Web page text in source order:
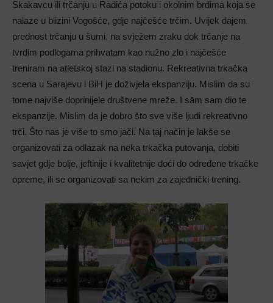
Skakavcu ili trčanju u Radića potoku i okolnim brdima koja se
nalaze u blizini Vogošće, gdje najčešće trčim. Uvijek dajem
prednost trčanju u šumi, na svježem zraku dok trčanje na
tvrdim podlogama prihvatam kao nužno zlo i najčešće
treniram na atletskoj stazi na stadionu. Rekreativna trkačka
scena u Sarajevu i BiH je doživjela ekspanziju. Mislim da su
tome najviše doprinijele društvene mreže. I sām sam dio te
ekspanzije. Mislim da je dobro što sve više ljudi rekreativno
trči. Što nas je više to smo jači. Na taj način je lakše se
organizovati za odlazak na neka trkačka putovanja, dobiti
savjet gdje bolje, jeftinije i kvalitetnije doći do određene trkačke
opreme, ili se organizovati sa nekim za zajednički trening.